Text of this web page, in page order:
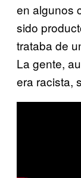
en algunos
sido
trataba de
La gente,
era racista,